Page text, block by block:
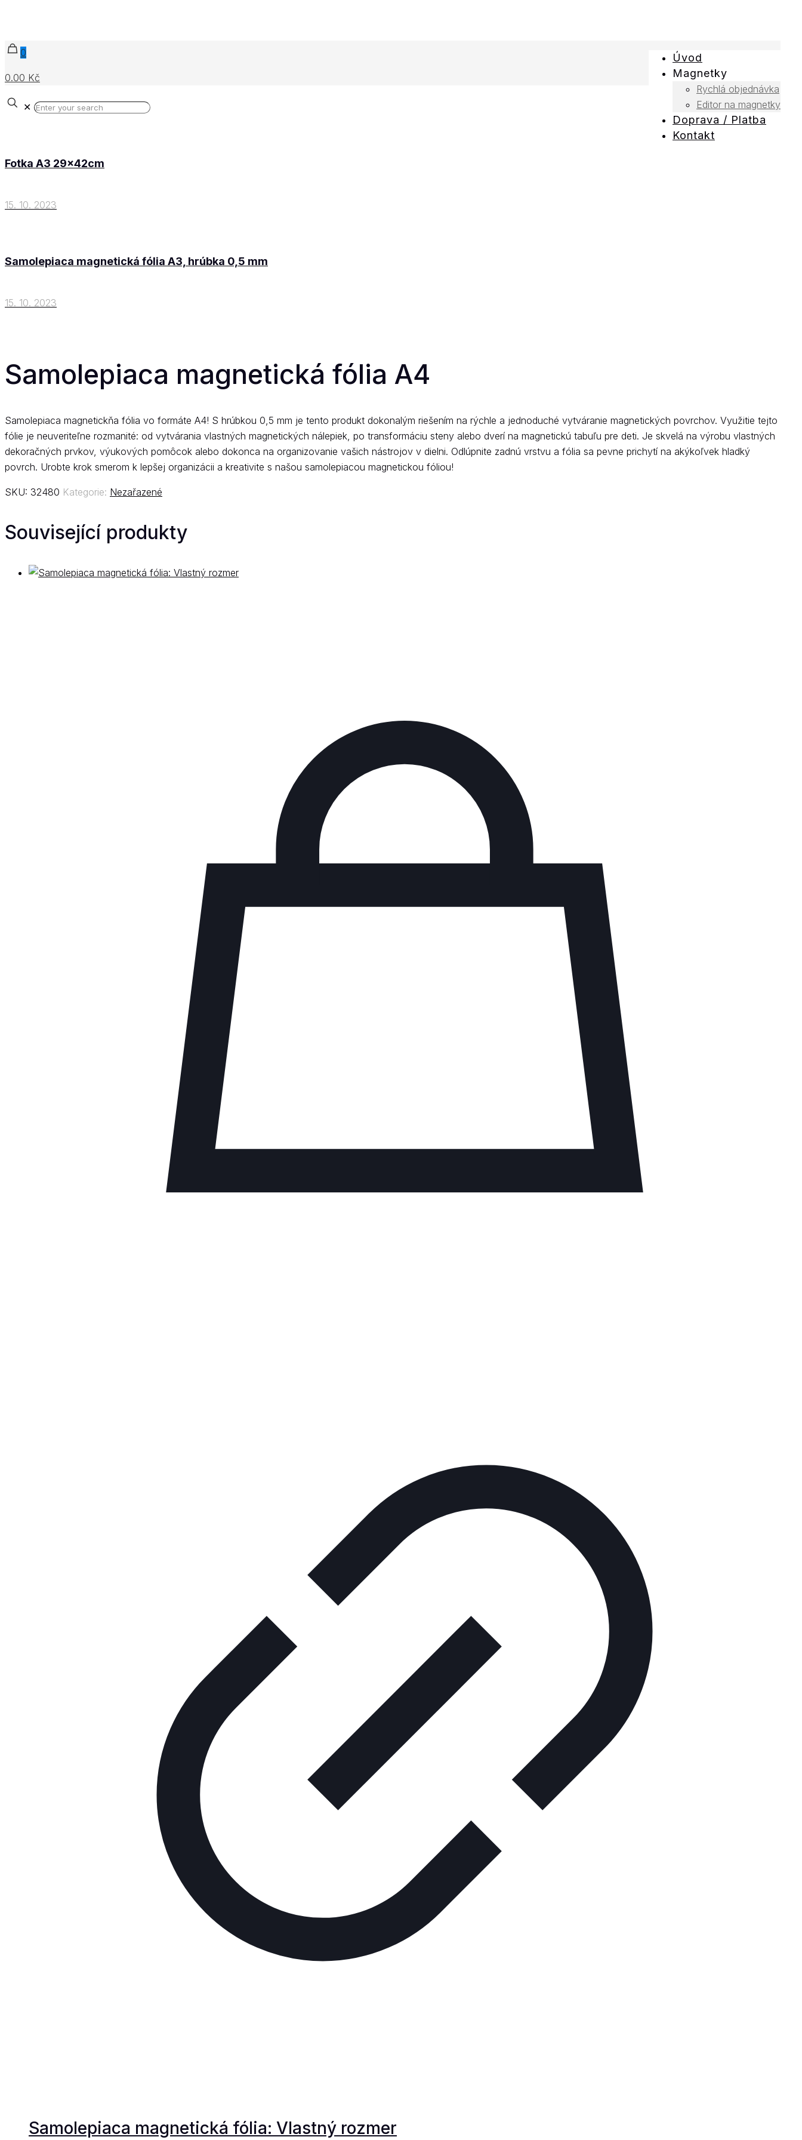
Úvod
Magnetky
Rychlá objednávka
Editor na magnetky
Doprava / Platba
Kontakt
0
0.00 Kč
✕
Fotka A3 29x42cm
15. 10. 2023
Samolepiaca magnetická fólia A3, hrúbka 0,5 mm
15. 10. 2023
Samolepiaca magnetická fólia A4
Samolepiaca magnetickňa fólia vo formáte A4! S hrúbkou 0,5 mm je tento produkt dokonalým riešením na rýchle a jednoduché vytváranie magnetických povrchov. Využitie tejto
fólie je neuveriteľne rozmanité: od vytvárania vlastných magnetických nálepiek, po transformáciu steny alebo dverí na magnetickú tabuľu pre deti. Je skvelá na výrobu vlastných
dekoračných prvkov, výukových pomôcok alebo dokonca na organizovanie vašich nástrojov v dielni. Odlúpnite zadnú vrstvu a fólia sa pevne prichytí na akýkoľvek hladký
povrch. Urobte krok smerom k lepšej organizácii a kreativite s našou samolepiacou magnetickou fóliou!
SKU: 32480 Kategorie: Nezařazené
Související produkty
Samolepiaca magnetická fólia: Vlastný rozmer